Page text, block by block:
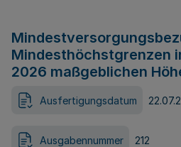
Mindesthöchstgrenzen
2026 maßgeblichen
Ausfertigungsdatum
Ausgabennummer 212